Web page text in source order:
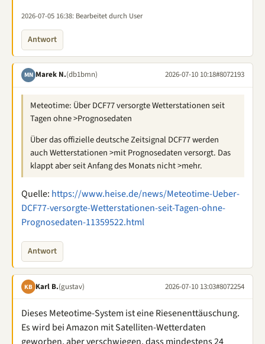
2026-07-05 16:38: Bearbeitet durch User
Antwort
MN Marek N.(db1bmn) 2026-07-10 10:18#8072193
Meteotime: Über DCF77 versorgte Wetterstationen seit
Tagen ohne >Prognosedaten
Über das offizielle deutsche Zeitsignal DCF77 werden
auch Wetterstationen >mit Prognosedaten versorgt. Das
klappt aber seit Anfang des Monats nicht >mehr.
Quelle: https://www.heise.de/news/Meteotime-Ueber-
DCF77-versorgte-Wetterstationen-seit-Tagen-ohne-
Prognosedaten-11359522.html
Antwort
KB Karl B.(gustav) 2026-07-10 13:03#8072254
Dieses Meteotime-System ist eine Riesenenttäuschung.
Es wird bei Amazon mit Satelliten-Wetterdaten